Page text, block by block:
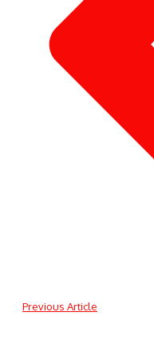
Previous Article